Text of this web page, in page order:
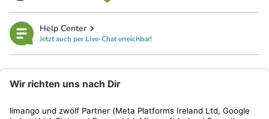
Help Center
Jetzt auch per Live-Chat erreichbar!